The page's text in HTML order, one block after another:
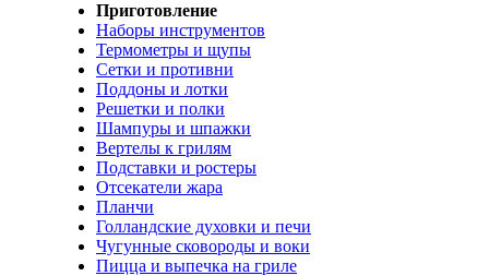
Приготовление
Наборы инструментов
Термометры и щупы
Сетки и противни
Поддоны и лотки
Решетки и полки
Шампуры и шпажки
Вертелы к грилям
Подставки и ростеры
Отсекатели жара
Планчи
Голландские духовки и печи
Чугунные сковороды и воки
Пицца и выпечка на гриле